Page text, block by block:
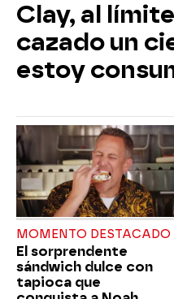
Clay, al
cazado un
estoy
MOMENTO DESTACADO
El sorprendente
sándwich dulce con
tapioca que